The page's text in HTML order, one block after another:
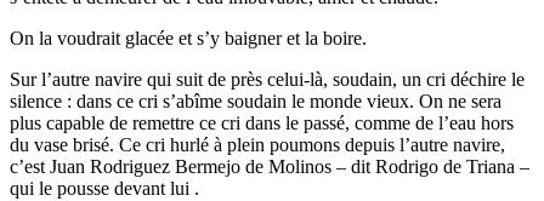
On la voudrait glacée et s’y baigner et la boire.
Sur l’autre navire qui suit de près celui-là, soudain, un cri déchire le
silence : dans ce cri s’abîme soudain le monde vieux. On ne sera
plus capable de remettre ce cri dans le passé, comme de l’eau hors
du vase brisé. Ce cri hurlé à plein poumons depuis l’autre navire,
c’est Juan Rodriguez Bermejo de Molinos – dit Rodrigo de Triana –
qui le pousse devant lui .